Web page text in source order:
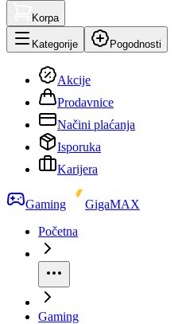
Korpa
Kategorije Pogodnosti
Akcije
Prodavnice
Načini plaćanja
Isporuka
Karijera
Gaming
GigaMAX
Početna
Gaming